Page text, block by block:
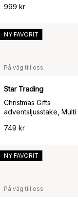
999 kr
På väg till oss
Star Trading
Christmas Gifts
adventsljusstake, Multi
749 kr
NY FAVORIT
På väg till oss
NY FAVORIT